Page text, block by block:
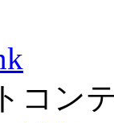
コン